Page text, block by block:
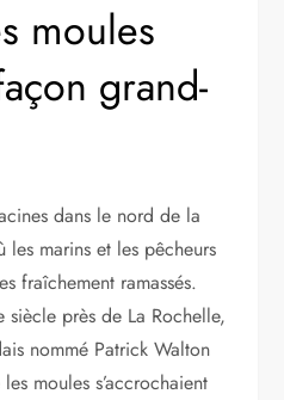
moules
grand-
dans le nord de la
marins et les pêcheurs
fraîchement ramassés.
siècle près de La Rochelle,
nommé Patrick Walton
moules s’accrochaient